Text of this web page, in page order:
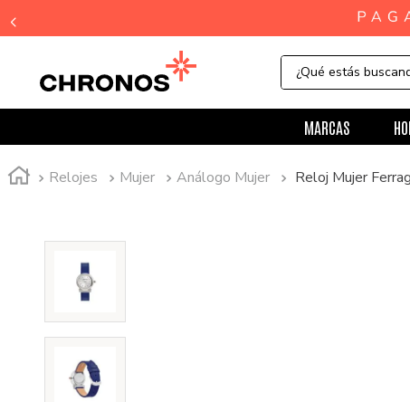
¿Qué estás
MARCAS
Relojes Mujer Análogo Mujer Reloj Mujer